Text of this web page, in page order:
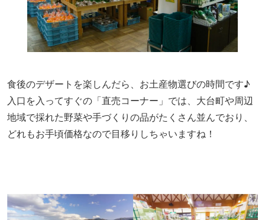
食後のデザートを楽しんだら、お土産物選びの時間です♪
入口を入ってすぐの「直売コーナー」では、大台町や周辺
地域で採れた野菜や手づくりの品がたくさん並んでおり、
どれもお手頃価格なので目移りしちゃいますね！